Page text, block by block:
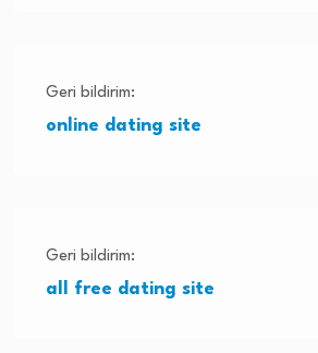
Geri bildirim:
online dating site
Geri bildirim:
all free dating site